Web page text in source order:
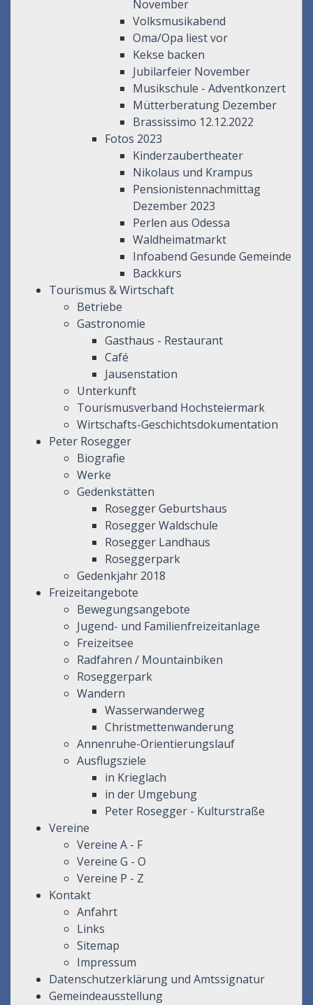
November
Volksmusikabend
Oma/Opa liest vor
Kekse backen
Jubilarfeier November
Musikschule - Adventkonzert
Mütterberatung Dezember
Brassissimo 12.12.2022
Fotos 2023
Kinderzaubertheater
Nikolaus und Krampus
Pensionistennachmittag
Dezember 2023
Perlen aus Odessa
Waldheimatmarkt
Infoabend Gesunde Gemeinde
Backkurs
Tourismus & Wirtschaft
Betriebe
Gastronomie
Gasthaus - Restaurant
Café
Jausenstation
Unterkunft
Tourismusverband Hochsteiermark
Wirtschafts-Geschichtsdokumentation
Peter Rosegger
Biografie
Werke
Gedenkstätten
Rosegger Geburtshaus
Rosegger Waldschule
Rosegger Landhaus
Roseggerpark
Gedenkjahr 2018
Freizeitangebote
Bewegungsangebote
Jugend- und Familienfreizeitanlage
Freizeitsee
Radfahren / Mountainbiken
Roseggerpark
Wandern
Wasserwanderweg
Christmettenwanderung
Annenruhe-Orientierungslauf
Ausflugsziele
in Krieglach
in der Umgebung
Peter Rosegger - Kulturstraße
Vereine
Vereine A - F
Vereine G - O
Vereine P - Z
Kontakt
Anfahrt
Links
Sitemap
Impressum
Datenschutzerklärung und Amtssignatur
Gemeindeausstellung